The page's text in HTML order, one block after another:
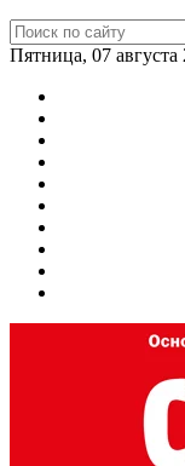
Пятница, 07 августа